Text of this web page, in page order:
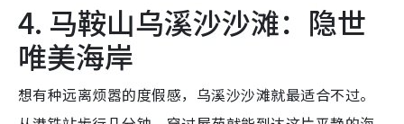
4. 马鞍山乌溪沙沙滩：隐世
唯美海岸
想有种远离烦嚣的度假感，乌溪沙沙滩就最适合不过。